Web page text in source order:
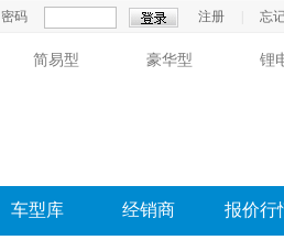
密码 注册 忘
简易型 豪华型 锂
车型库 经销商 报价行